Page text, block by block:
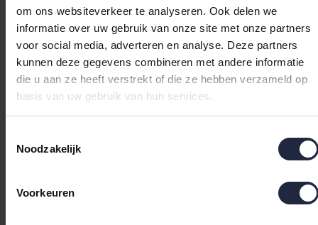
om ons websiteverkeer te analyseren. Ook delen we
informatie over uw gebruik van onze site met onze partners
voor social media, adverteren en analyse. Deze partners
kunnen deze gegevens combineren met andere informatie
die u aan ze heeft verstrekt of die ze hebben verzameld op
basis van uw gebruik van hun services.
Noodzakelijk
Voorkeuren
€79,99